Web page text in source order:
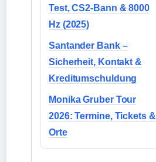
Test, CS2-Bann & 8000
Hz (2025)
Santander Bank –
Sicherheit, Kontakt &
Kreditumschuldung
Monika Gruber Tour
2026: Termine, Tickets &
Orte